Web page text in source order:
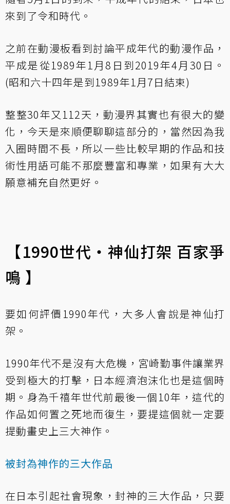
來到了令和時代。
之前在動漫板看到討論平成年代的動漫作品，
平成是從1989年1月8日到2019年4月30日。
(昭和六十四年是到1989年1月7日結束)
整整30年又112天，動漫界其實也有很大的變
化，今天是來順便聊聊這部分的，當然因為我
入圈時間不長，所以一些比較早期的作品和技
術性用語可能不那麼豐富和專業，如果有大大
願意補充自然更好。
【1990世代‧神仙打架 百家爭
鳴 】
要如何評價1990年代，大多人會說是神仙打
架。
1990年代不是沒有大危機，宮崎勤事件讓業界
受到極大的打擊，日本經濟泡沫化也是這個時
期。身為千禧年世代前最後一個10年，這代的
作品如何置之死地而復生，要提這個就一定要
提動畫史上三大神作。
被封為神作的三大作品
在日本引起社會現象，封神的三大作品，只要